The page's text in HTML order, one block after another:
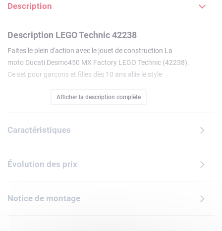
Description
Description LEGO Technic 42238
Faites le plein d'action avec le jouet de construction La
moto Ducati Desmo450 MX Factory LEGO Technic (42238).
Ce set pour garçons et filles dès 10 ans allie le style
pour créer un modèle queles enfants peuvent
arrière et testez les suspensions avant et arrière. La ligne
jusqu'à la prochaine course. Ce jouet de construction
constitue une idée de cadeau fascinante pour les garçons,
Technic intègrent des mouvements et des mécanismes
réalistes qui introduisent les jeunes fans de LEGO à l'univers
Afficher la description complète
Caractéristiques
Évolution des prix
Notice de montage